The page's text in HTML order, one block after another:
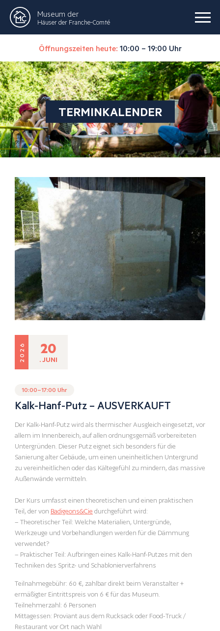
Museum der
Häuser der Franche-Comté
Öffnungszeiten heute: 10:00 – 19:00 Uhr
TERMINKALENDER
2026 20
. JUNI
10:00–17:00 Uhr
Kalk-Hanf-Putz – AUSVERKAUFT
Der Kalk-Hanf-Putz wird als thermischer Ausgleich eingesetzt, vor
allem im Innenbereich, auf allen ordnungsgemäß vorbereiteten
Untergründen. Dieser Putz eignet sich besonders für die
Sanierung alter Gebäude, um einen uneinheitlichen Untergrund
zu vereinheitlichen oder das Kältegefühl zu mindern, das massive
Außenwände vermitteln.
Der Kurs umfasst einen theoretischen und einen praktischen
Teil, der von Badigeons&Cie durchgeführt wird:
– Theoretischer Teil: Welche Materialien, Untergründe,
Werkzeuge und Vorbehandlungen werden für die Dämmung
verwendet?
– Praktischer Teil: Aufbringen eines Kalk-Hanf-Putzes mit den
Techniken des Spritz- und Schablonierverfahrens
Teilnahmegebühr: 60 €, zahlbar direkt beim Veranstalter +
ermäßigter Eintrittspreis von 6 € für das Museum.
Teilnehmerzahl: 6 Personen
Mittagessen: Proviant aus dem Rucksack oder Food-Truck /
Restaurant vor Ort nach Wahl